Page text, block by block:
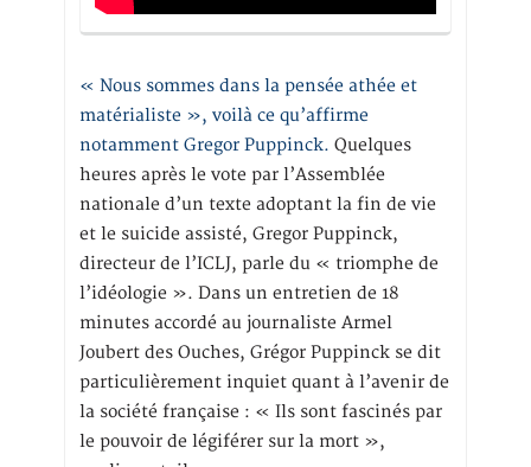
« Nous sommes dans la pensée athée et
matérialiste », voilà ce qu’affirme
notamment Gregor Puppinck. Quelques
heures après le vote par l’Assemblée
nationale d’un texte adoptant la fin de vie
et le suicide assisté, Gregor Puppinck,
directeur de l’ICLJ, parle du « triomphe de
l’idéologie ». Dans un entretien de 18
minutes accordé au journaliste Armel
Joubert des Ouches, Grégor Puppinck se dit
particulièrement inquiet quant à l’avenir de
la société française : « Ils sont fascinés par
le pouvoir de légiférer sur la mort »,